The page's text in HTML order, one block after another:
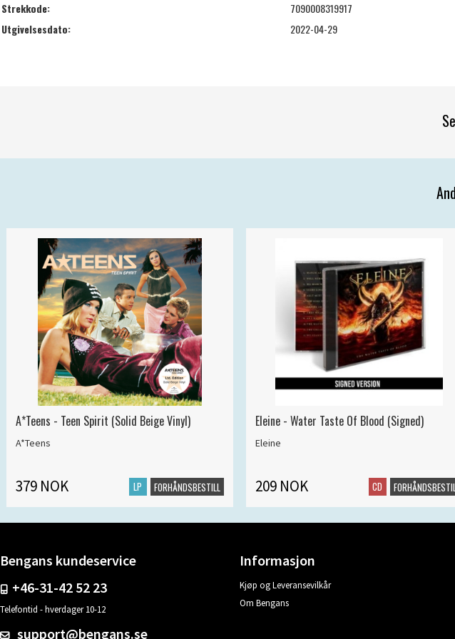
Strekkode:
7090008319917
Utgivelsesdato:
2022-04-29
A*Teens - Teen Spirit (Solid Beige Vinyl)
A*Teens
379 NOK LP FORHÅNDSBESTILL
Eleine - Water Taste Of Blood (Signed)
Eleine
209 NOK CD
Bengans kundeservice
+46-31-42 52 23
Telefontid - hverdager 10-12
support@bengans.se
Informasjon
Kjøp og Leveransevilkår
Om Bengans